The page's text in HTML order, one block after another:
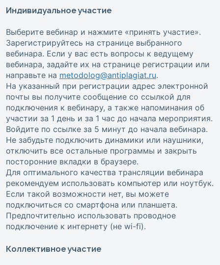
Индивидуальное участие
Выберите вебинар и нажмите «принять участие».
Зарегистрируйтесь на странице выбранного
вебинара. Если у вас есть вопросы к ведущему
вебинара, задайте их на странице регистрации или
направьте на metodolog@antiplagiat.ru.
На указанный при регистрации адрес электронной
почты вы получите сообщение со ссылкой для
подключения к вебинару, а также напоминания об
участии за 1 день и за 1 час до начала мероприятия.
Войдите по ссылке за 5 минут до начала вебинара.
Не забудьте подключить динамики или наушники,
отключить все остальные программы и закрыть
посторонние вкладки в браузере.
Для оптимального качества трансляции вебинара
рекомендуем использовать компьютер или ноутбук.
Если такой возможности нет, вы можете
подключиться со смартфона или планшета.
Предпочтительно использовать проводное
подключение к интернету (не wi-fi).
Коллективное участие